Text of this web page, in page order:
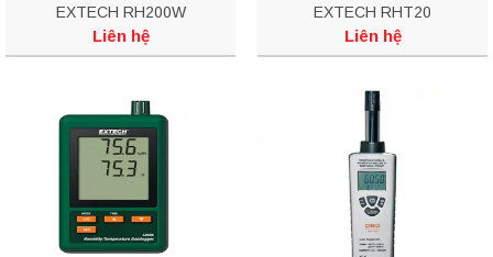
EXTECH RH200W
Liên hệ
EXTECH RHT20
Liên hệ